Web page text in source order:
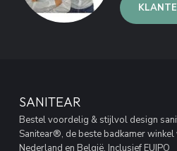
SANITEAR
Bestel voordelig & stijlvol design
Sanitear®, de beste badkamer winkel
Nederland en België. Inclusief EUIPO